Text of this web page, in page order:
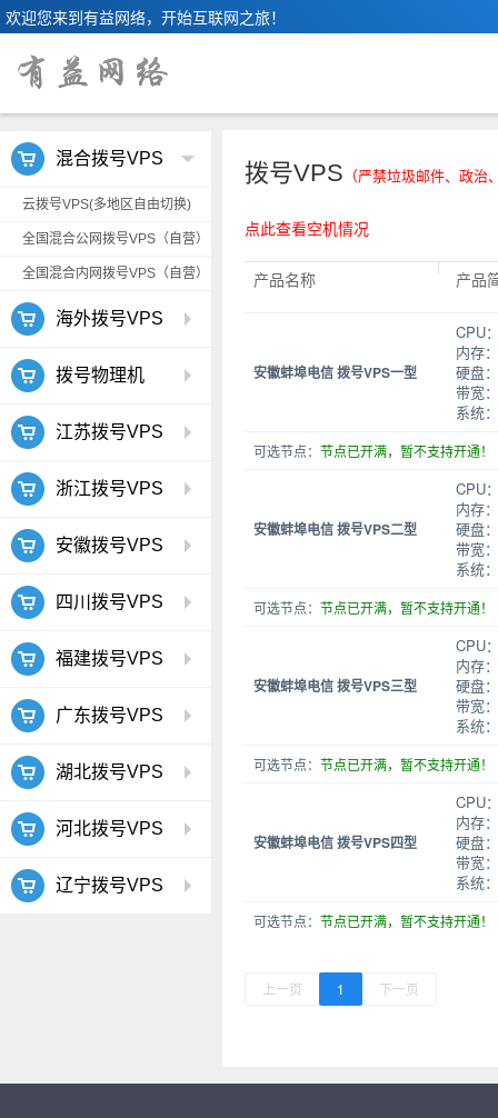
欢迎您来到有益网络，开始互联网之旅！
混合拨号VPS
云拨号VPS(多地区自由切换)
全国混合公网拨号VPS（自营）
全国混合内网拨号VPS（自营）
海外拨号VPS
拨号物理机
江苏拨号VPS
浙江拨号VPS
安徽拨号VPS
四川拨号VPS
福建拨号VPS
广东拨号VPS
湖北拨号VPS
河北拨号VPS
辽宁拨号VPS
拨号VPS （严禁垃圾邮件、政
点此查看空机情况
产品名称 产品
安徽蚌埠电信 拨号VPS一型
CPU
内存
硬盘
带宽
系统
可选节点： 节点已开满，暂不支持开通！
安徽蚌埠电信 拨号VPS二型
CPU
内存
硬盘
带宽
系统
可选节点： 节点已开满，暂不支持开通！
安徽蚌埠电信 拨号VPS三型
CPU
内存
硬盘
带宽
系统
可选节点： 节点已开满，暂不支持开通！
安徽蚌埠电信 拨号VPS四型
CPU
内存
硬盘
带宽
系统
可选节点： 节点已开满，暂不支持开通！
上一页 1 下一页